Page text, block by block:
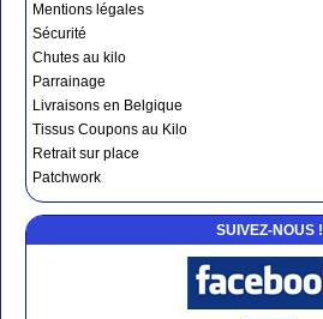
Mentions légales
Sécurité
Chutes au kilo
Parrainage
Livraisons en Belgique
Tissus Coupons au Kilo
Retrait sur place
Patchwork
SUIVEZ-NOUS !